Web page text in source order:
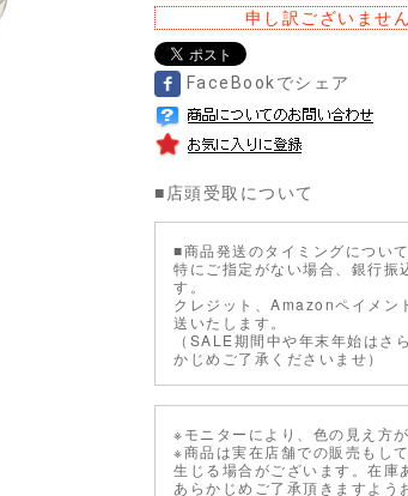
申し訳ございませ
FaceBookでシェア
■店頭受取について
■商品発送のタイミングについて
特にご指定がない場合、銀行
す。
クレジット、Amazonペイメン
送いたします。
（SALE期間中や年末年始はさ
かじめご了承くださいませ）
※モニターにより、色の見え方
※商品は実在店舗での販売もし
生じる場合がございます。在庫
あらかじめご了承頂きますよう